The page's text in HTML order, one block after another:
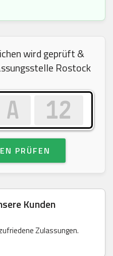
wird geprüft &
Rostock
PRÜFEN
Kunden
Zulassungen.